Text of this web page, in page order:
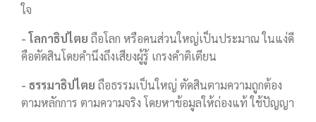
ใจ
- โลกาธิปไตย ถือโลก หรือคนส่วนใหญ่เป็นประมาณ ในแง่ดี
คือตัดสินโดยคำนึงถึงเสียงผู้รู้ เกรงคำติเตียน
- ธรรมาธิปไตย ถือธรรมเป็นใหญ่ ตัดสินตามความถูกต้อง
ตามหลักการ ตามความจริง โดยหาข้อมูลให้ถ่องแท้ ใช้ปัญญา